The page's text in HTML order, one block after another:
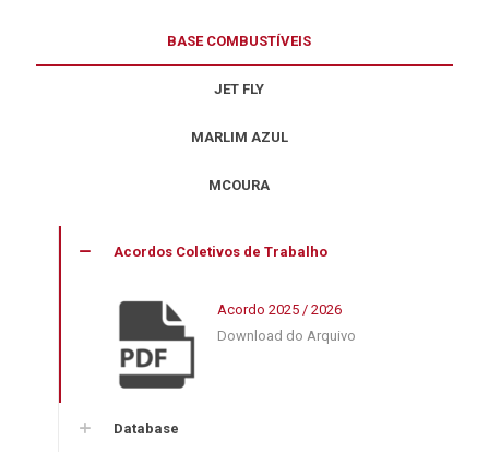
BASE COMBUSTÍVEIS
JET FLY
MARLIM AZUL
MCOURA
Acordos Coletivos de Trabalho
Acordo 2025 / 2026
Download do Arquivo
Database